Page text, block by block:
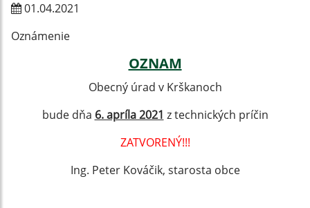
01.04.2021
Oznámenie
OZNAM
Obecný úrad v Krškanoch
bude dňa 6. apríla 2021 z technických príčin
ZATVORENÝ!!!
Ing. Peter Kováčik, starosta obce